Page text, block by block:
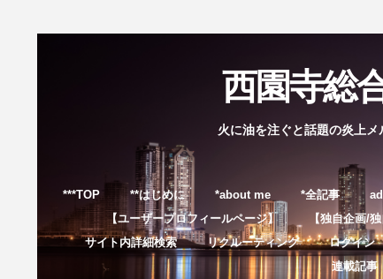
西園寺総
火に油を注ぐと話題の炎上
***TOP **はじめに *about me *全記事
【ユーザープロフィールページ】
【独自企画/
サイト内詳細検索
リクルーティング ログイン
連載記事